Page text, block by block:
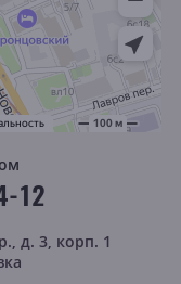
12
д. 3, корп. 1